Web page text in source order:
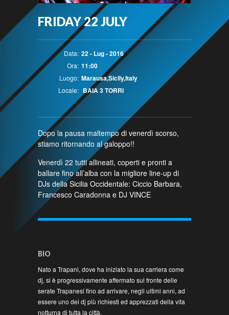
FRIDAY 22 JULY
Data: 22 - Lug - 2016
Ora: 11:00
Luogo: Marausa,Sicily,Italy
Locale: BAIA 3 TORRI
Dopo la pausa maltempo di venerdì scorso,
stiamo ritornando al galoppo!!
Venerdì 22 tutti allineati, coperti e pronti a
ballare fino all’alba con la migliore line-up di
DJs della Sicilia Occidentale: Ciccio Barbara,
Francesco Caradonna e DJ VINCE
BIO
Nato a Trapani, dove ha iniziato la sua carriera come
dj, si è progressivamente affermato sul fronte delle
serate Trapanesi fino ad arrivare, negli ultimi anni, ad
essere uno dei dj più richiesti ed apprezzati della vita
notturna di tutta la città.